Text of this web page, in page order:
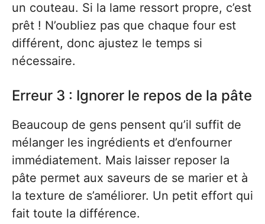
un couteau. Si la lame ressort propre, c’est
prêt ! N’oubliez pas que chaque four est
différent, donc ajustez le temps si
nécessaire.
Erreur 3 : Ignorer le repos de la pâte
Beaucoup de gens pensent qu’il suffit de
mélanger les ingrédients et d’enfourner
immédiatement. Mais laisser reposer la
pâte permet aux saveurs de se marier et à
la texture de s’améliorer. Un petit effort qui
fait toute la différence.